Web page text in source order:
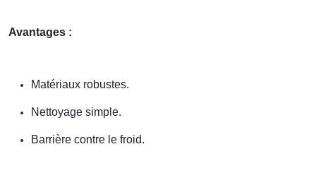
Avantages :
Matériaux robustes.
Nettoyage simple.
Barrière contre le froid.